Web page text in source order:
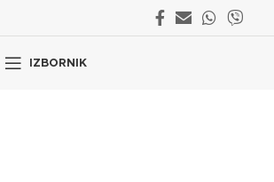
IZBORNIK